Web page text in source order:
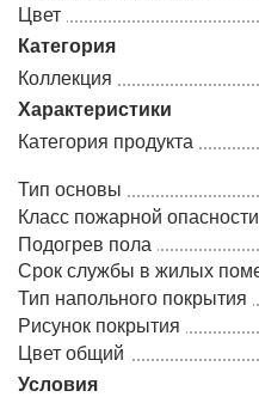
Цвет
Категория
Коллекция
Характеристики
Категория продукта
Тип основы
Класс пожарной
Подогрев пола
Срок службы в жилых
Тип напольного покрытия
Рисунок покрытия
Цвет общий
Условия